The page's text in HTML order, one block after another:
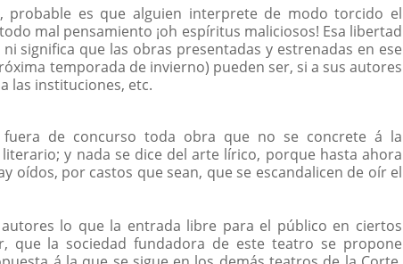
probable es que alguien interprete de modo torcido el
mal pensamiento ¡oh espíritus maliciosos! Esa libertad
significa que las obras presentadas y estrenadas en ese
temporada de invierno) pueden ser, si a sus autores
las instituciones, etc.
de concurso toda obra que no se concrete á la
y nada se dice del arte lírico, porque hasta ahora
oídos, por castos que sean, que se escandalicen de oír el
lo que la entrada libre para el público en ciertos
que la sociedad fundadora de este teatro se propone